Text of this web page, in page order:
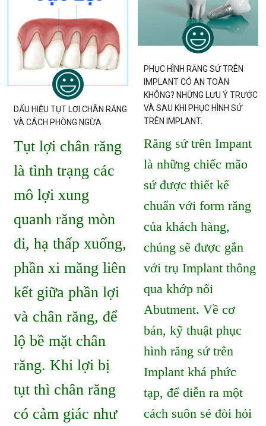
DẤU HIỆU TỤT LỢI CHÂN RĂNG
VÀ CÁCH PHÒNG NGỪA
Tụt lợi chân răng
là tình trạng các
mô lợi xung
quanh răng mòn
đi, hạ thấp xuống,
phần xi măng liên
kết giữa phần lợi
và chân răng, để
lộ bề mặt chân
răng. Khi lợi bị
tụt thì chân răng
có cảm giác như
PHỤC HÌNH RĂNG SỨ TRÊN
IMPLANT CÓ AN TOÀN
KHÔNG? NHỮNG LƯU Ý TRƯỚC
VÀ SAU KHI PHỤC HÌNH SỨ
TRÊN IMPLANT.
Răng sứ trên Impant
là những chiếc mão
sứ được thiết kế
chuẩn với form răng
của khách hàng,
chúng sẽ được gắn
với trụ Implant thông
qua khớp nối
Abutment. Về cơ
bản, kỹ thuật phục
hình răng sứ trên
Implant khá phức
tạp, để diễn ra một
cách suôn sẻ đòi hỏi